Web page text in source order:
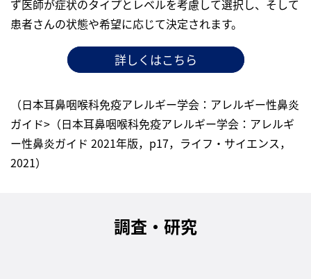
ず医師が症状のタイプとレベルを考慮して選択し、そして
患者さんの状態や希望に応じて決定されます。
詳しくはこちら
（日本耳鼻咽喉科免疫アレルギー学会：アレルギー性鼻炎
ガイド>（日本耳鼻咽喉科免疫アレルギー学会：アレルギ
ー性鼻炎ガイド 2021年版，p17，ライフ・サイエンス，
2021）
調査・研究